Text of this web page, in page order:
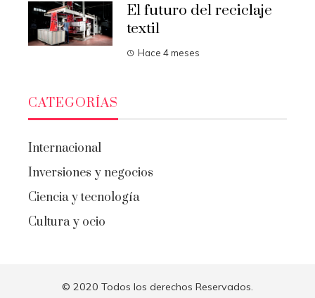
El futuro del reciclaje
textil
Hace 4 meses
CATEGORÍAS
Internacional
Inversiones y negocios
Ciencia y tecnología
Cultura y ocio
© 2020 Todos los derechos Reservados.